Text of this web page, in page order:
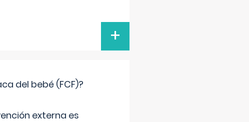
+
del bebé (FCF)?
externa es